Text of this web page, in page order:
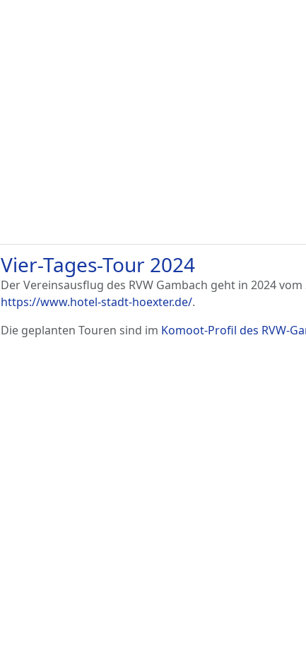
Vier-Tages-Tour 2024
Der Vereinsausflug des RVW Gambach geht in 2024
https://www.hotel-stadt-hoexter.de/.
Die geplanten Touren sind im Komoot-Profil des RVW-